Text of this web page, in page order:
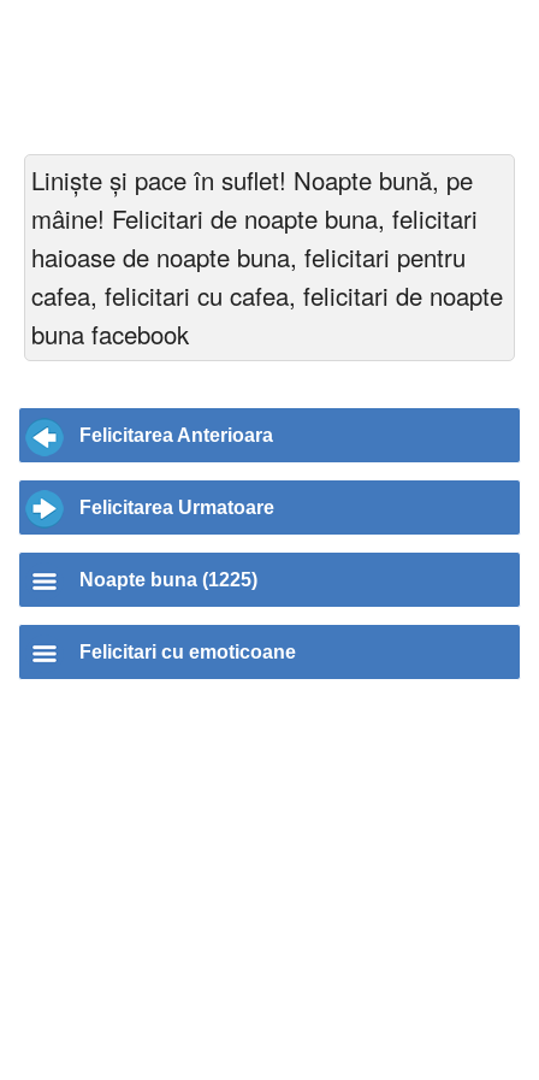
Liniște și pace în suflet! Noapte bună, pe
mâine! Felicitari de noapte buna, felicitari
haioase de noapte buna, felicitari pentru
cafea, felicitari cu cafea, felicitari de noapte
buna facebook
Felicitarea Anterioara
Felicitarea Urmatoare
Noapte buna (1225)
Felicitari cu emoticoane